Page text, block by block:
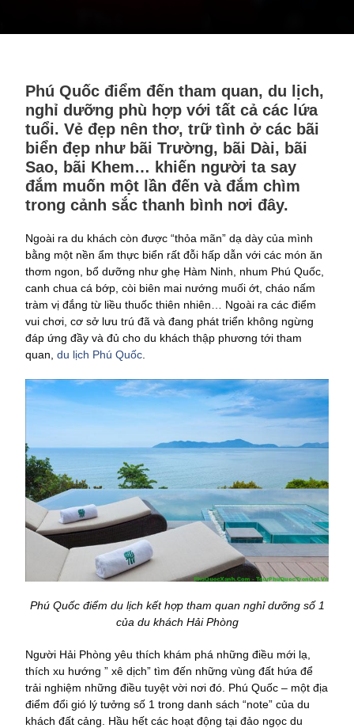
Phú Quốc điểm đến tham quan, du lịch,
nghỉ dưỡng phù hợp với tất cả các lứa
tuổi. Vẻ đẹp nên thơ, trữ tình ở các bãi
biển đẹp như bãi Trường, bãi Dài, bãi
Sao, bãi Khem… khiến người ta say
đắm muốn một lần đến và đắm chìm
trong cảnh sắc thanh bình nơi đây.
Ngoài ra du khách còn được “thỏa mãn” dạ dày của mình
bằng một nền ẩm thực biển rất đỗi hấp dẫn với các món ăn
thơm ngon, bổ dưỡng như ghẹ Hàm Ninh, nhum Phú Quốc,
canh chua cá bớp, còi biên mai nướng muối ớt, cháo nấm
tràm vị đắng từ liều thuốc thiên nhiên… Ngoài ra các điểm
vui chơi, cơ sở lưu trú đã và đang phát triển không ngừng
đáp ứng đầy và đủ cho du khách thập phương tới tham
quan, du lịch Phú Quốc
Phú Quốc điểm du lịch kết hợp tham quan nghỉ dưỡng số 1
của du khách Hải Phòng
Người Hải Phòng yêu thích khám phá những điều mới lạ,
thích xu hướng ” xê dịch” tìm đến những vùng đất hứa để
trải nghiệm những điều tuyệt vời nơi đó. Phú Quốc – một địa
điểm đổi gió lý tưởng số 1 trong danh sách “note” của du
khách đất cảng. Hầu hết các hoạt động tại đảo ngọc du